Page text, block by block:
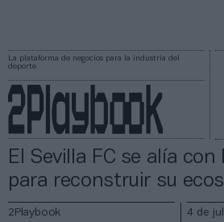
La plataforma de negocios para la industria del
deporte
El Sevilla FC se alía con
para reconstruir su
2Playbook 4 de